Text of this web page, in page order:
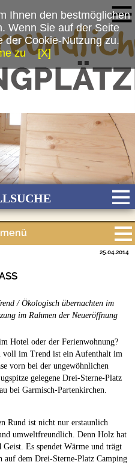
Caravan
25.04.2014
/ Ökologisch übernachten im
im Rahmen der Neueröffnung
Hotel oder der Ferienwohnung?
voll im Trend ist ein Aufenthalt im
vorn bei der ungewöhnlichen
gelegene Drei-Sterne-Platz
bei Garmisch-Partenkirchen.
Rund ist nicht nur erstaunlich
umweltfreundlich. Denn Holz hat
Es spendet Wärme und trägt
auf dem Drei-Sterne-Platz Camping
Ihnen den bestmöglichen
Wenn Sie auf der Seite
der Cookie-Nutzung zu.
zu
[X]